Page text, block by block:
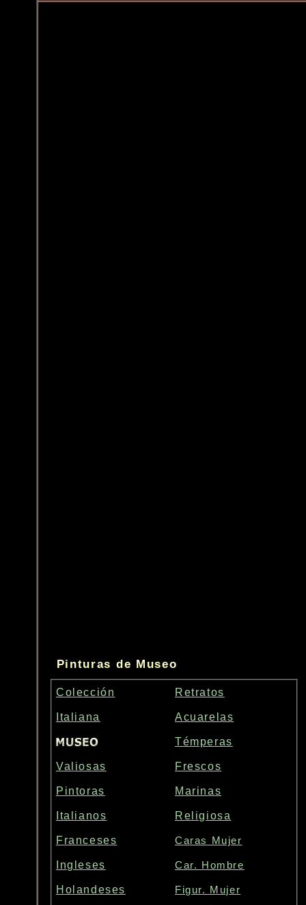
Pinturas de Museo
Colección Retratos
Italiana Acuarelas
Témperas
Valiosas Frescos
Pintoras Marinas
Italianos Religiosa
Franceses Caras Mujer
Ingleses Car. Hombre
Holandeses Figur. Mujer